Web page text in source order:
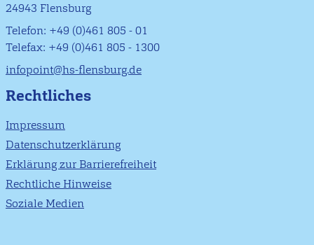
24943 Flensburg
Telefon: +49 (0)461 805 - 01
Telefax: +49 (0)461 805 - 1300
infopoint@hs-flensburg.de
Rechtliches
Impressum
Datenschutzerklärung
Erklärung zur Barrierefreiheit
Rechtliche Hinweise
Soziale Medien